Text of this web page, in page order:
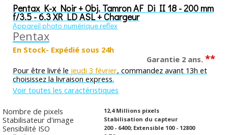
Pentax K-x Noir + Obj. Tamron AF Di II 18 - 200 mm
f/3.5 - 6.3 XR LD ASL + Chargeur
Appareil photo numérique reflex
Pentax
En Stock- Expédié sous 24h
Garantie 2 ans. **
Pour être livré le jeudi 3 février, commandez avant 13h et
choisissez la livraison express.
Voir toutes les caractéristiques
Nombre de pixels 12,4 Millions pixels
Stabilisateur d'image Stabilisation du capteur
Sensibilité ISO 200 - 6400; Extensible 100 - 12800